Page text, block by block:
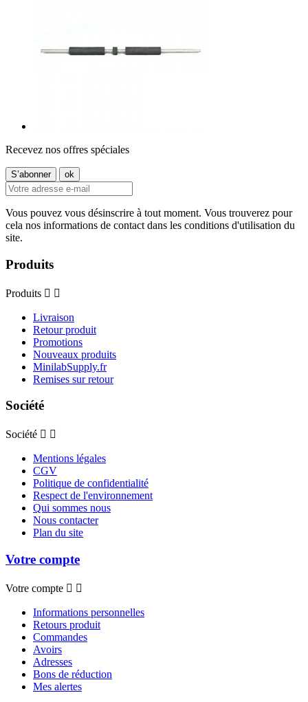
Recevez nos offres spéciales
Vous pouvez vous désinscrire à tout moment. Vous trouverez pour
cela nos informations de contact dans les conditions d'utilisation du
site.
Produits
Produits  
Livraison
Retour produit
Promotions
Nouveaux produits
MinilabSupply.fr
Remises sur retour
Société
Société  
Mentions légales
CGV
Politique de confidentialité
Respect de l'environnement
Qui sommes nous
Nous contacter
Plan du site
Votre compte
Votre compte  
Informations personnelles
Retours produit
Commandes
Avoirs
Adresses
Bons de réduction
Mes alertes